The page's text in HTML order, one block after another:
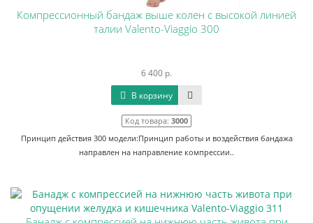
Компрессионный бандаж выше колен с высокой линией
талии Valento-Viaggio 300
6 400 р.
В корзину
Код товара: 3000
Принцип действия 300 модели:Принцип работы и воздействия бандажа
направлен на направление компрессии..